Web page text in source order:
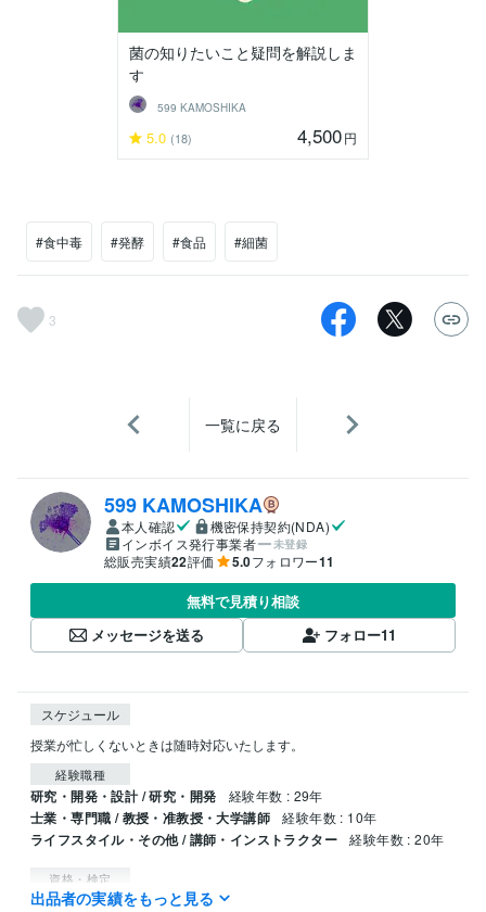
菌の知りたいこと疑問を解説しま
す
599 KAMOSHIKA
5.0 (18) 4,500円
#食中毒 #発酵 #食品 #細菌
3
一覧に戻る
599 KAMOSHIKA
本人確認
機密保持契約(NDA)
インボイス発行事業者
未登録
総販売実績22評価 5.0フォロワー11
無料で見積り相談
メッセージを送る
フォロー11
スケジュール
授業が忙しくないときは随時対応いたします。
経験職種
研究・開発・設計 / 研究・開発 経験年数 : 29年
士業・専門職 / 教授・准教授・大学講師 経験年数 : 10年
ライフスタイル・その他 / 講師・インストラクター 経験年数 : 20年
資格・検定
毒物劇物取扱責任者 取得年 : 1993年
出品者の実績をもっと見る